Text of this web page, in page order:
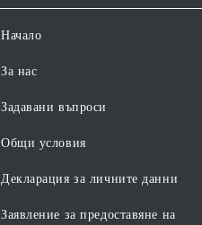
Начало
За нас
Задавани въпроси
Общи условия
Декларация за личните данни
Заявление за предоставяне на